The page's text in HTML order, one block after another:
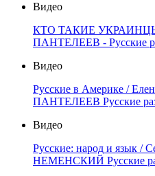
Видео
КТО ТАКИЕ УКРАИНЦЫ
ПАНТЕЛЕЕВ - Русские
Видео
Русские в Америке /
ПАНТЕЛЕЕВ Русские
Видео
Русские: народ и язык
НЕМЕНСКИЙ Русские